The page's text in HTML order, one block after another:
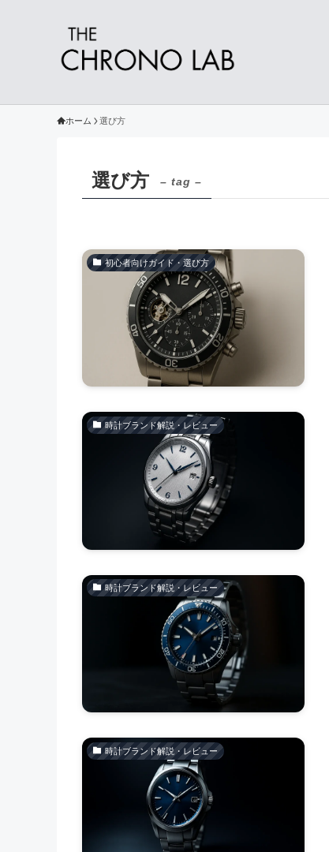
ホーム 選び方
選び方 – tag –
初心者向けガイド・選び方
時計ブランド解説・レビュー
時計ブランド解説・レビュー
時計ブランド解説・レビュー